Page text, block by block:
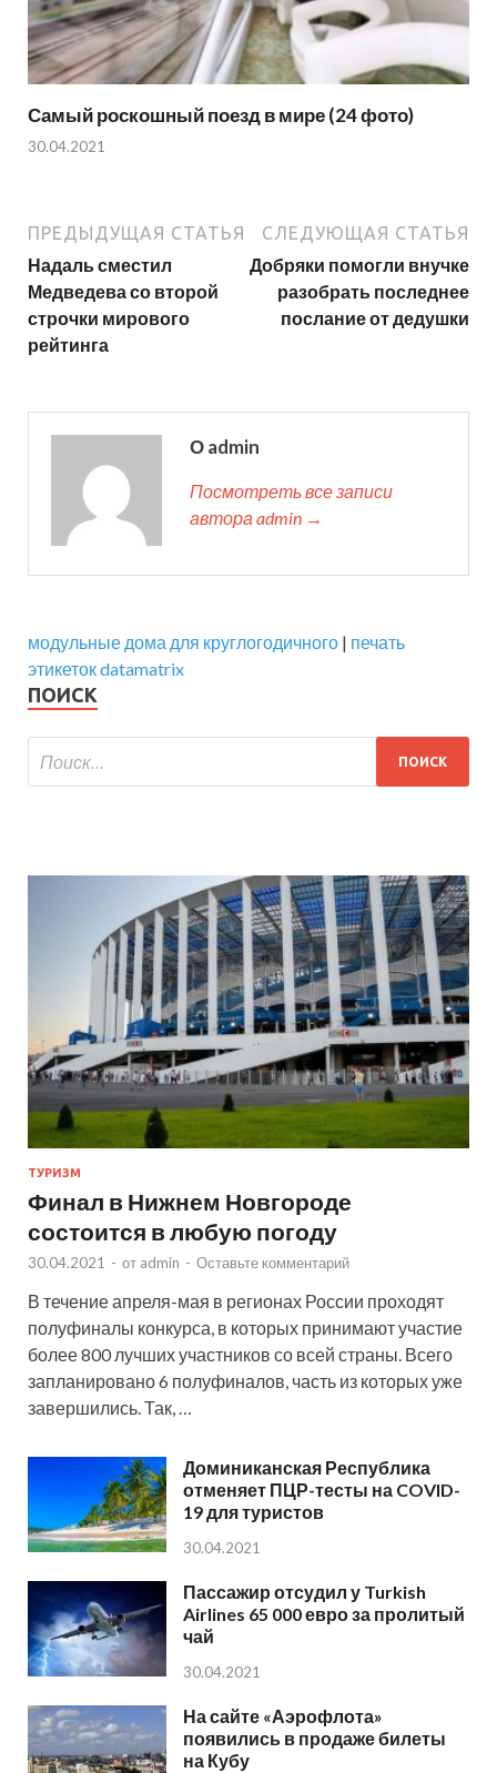
Самый роскошный поезд в мире (24 фото)
30.04.2021
ПРЕДЫДУЩАЯ СТАТЬЯ
Надаль сместил
Медведева со второй
строчки мирового
рейтинга
СЛЕДУЮЩАЯ СТАТЬЯ
Добряки помогли внучке
разобрать последнее
послание от дедушки
О admin
Посмотреть все записи
автора admin →
модульные дома для круглогодичного | печать
этикеток datamatrix
ПОИСК
ТУРИЗМ
Финал в Нижнем Новгороде
состоится в любую погоду
30.04.2021 - от admin - Оставьте комментарий
В течение апреля-мая в регионах России проходят
полуфиналы конкурса, в которых принимают участие
более 800 лучших участников со всей страны. Всего
запланировано 6 полуфиналов, часть из которых уже
завершились. Так, …
Доминиканская Республика
отменяет ПЦР-тесты на COVID-
19 для туристов
30.04.2021
Пассажир отсудил у Turkish
Airlines 65 000 евро за пролитый
чай
30.04.2021
На сайте «Аэрофлота»
появились в продаже билеты
на Кубу